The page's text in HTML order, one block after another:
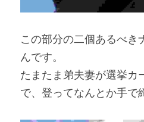
この部分の二個あるべき
んです。
たまたま弟夫妻が選挙カ
で、登ってなんとか手で